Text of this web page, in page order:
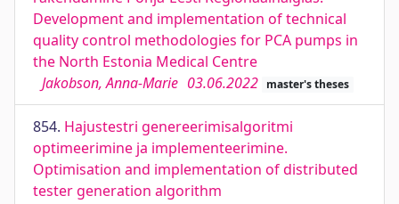
Development and implementation of technical
quality control methodologies for PCA pumps in
the North Estonia Medical Centre
Jakobson, Anna-Marie 03.06.2022 master's theses
854. Hajustestri genereerimisalgoritmi
optimeerimine ja implementeerimine.
Optimisation and implementation of distributed
tester generation algorithm